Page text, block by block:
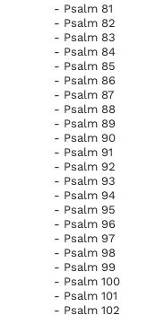
- Psalm 81
- Psalm 82
- Psalm 83
- Psalm 84
- Psalm 85
- Psalm 86
- Psalm 87
- Psalm 88
- Psalm 89
- Psalm 90
- Psalm 91
- Psalm 92
- Psalm 93
- Psalm 94
- Psalm 95
- Psalm 96
- Psalm 97
- Psalm 98
- Psalm 99
- Psalm 100
- Psalm 101
- Psalm 102